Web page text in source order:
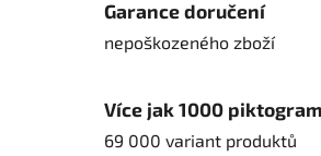
Garance doručení
nepoškozeného zboží
Více jak 1000
69 000 variant produktů